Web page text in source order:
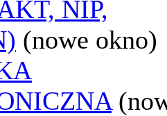
NIP,
(nowe okno)